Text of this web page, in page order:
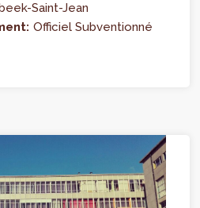
Saint-Jean
Officiel Subventionné